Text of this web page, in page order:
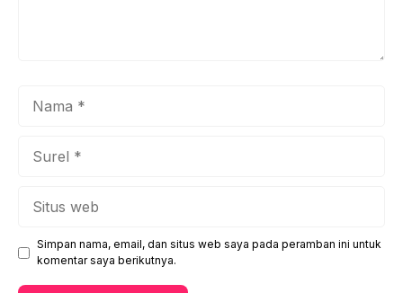
Simpan nama, email, dan situs web saya pada peramban ini untuk
komentar saya berikutnya.